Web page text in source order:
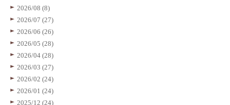
2026/08 (8)
2026/07 (27)
2026/06 (26)
2026/05 (28)
2026/04 (28)
2026/03 (27)
2026/02 (24)
2026/01 (24)
2025/12 (24)